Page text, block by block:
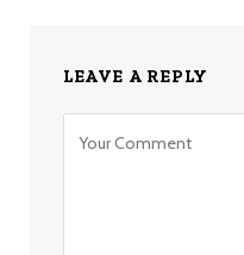
LEAVE A REPLY